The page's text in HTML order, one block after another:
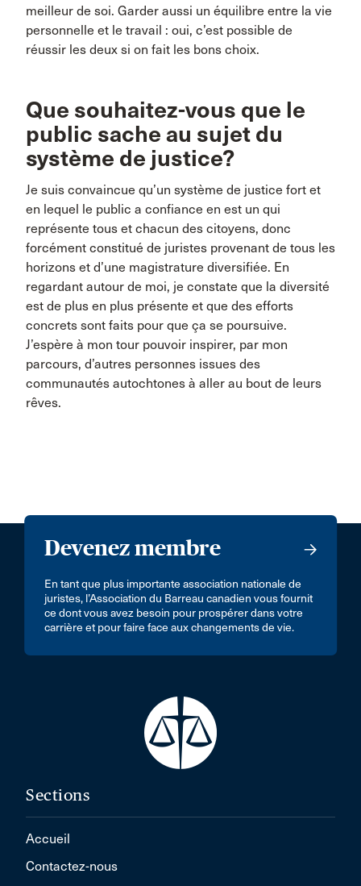
meilleur de soi. Garder aussi un équilibre entre la vie
personnelle et le travail : oui, c’est possible de
réussir les deux si on fait les bons choix.
Que souhaitez-vous que le
public sache au sujet du
système de justice?
Je suis convaincue qu’un système de justice fort et
en lequel le public a confiance en est un qui
représente tous et chacun des citoyens, donc
forcément constitué de juristes provenant de tous les
horizons et d’une magistrature diversifiée. En
regardant autour de moi, je constate que la diversité
est de plus en plus présente et que des efforts
concrets sont faits pour que ça se poursuive.
J’espère à mon tour pouvoir inspirer, par mon
parcours, d’autres personnes issues des
communautés autochtones à aller au bout de leurs
rêves.
Devenez membre
En tant que plus importante association nationale de
juristes, l’Association du Barreau canadien vous fournit
ce dont vous avez besoin pour prospérer dans votre
carrière et pour faire face aux changements de vie.
Sections
Accueil
Contactez-nous